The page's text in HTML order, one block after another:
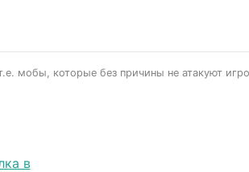
мобы, которые без причины не атакуют